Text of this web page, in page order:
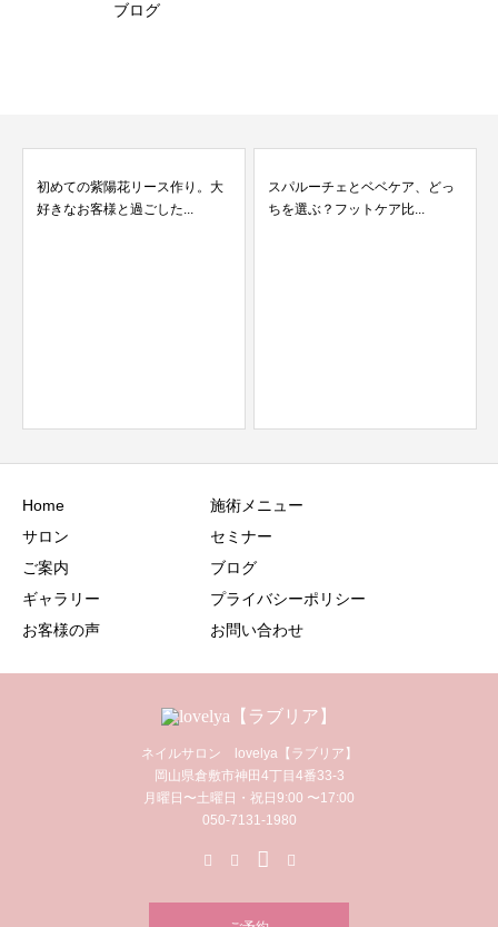
ブログ
初めての紫陽花リース作り。大
好きなお客様と過ごした...
スパルーチェとベベケア、どっ
ちを選ぶ？フットケア比...
Home
サロン
ご案内
ギャラリー
お客様の声
施術メニュー
セミナー
ブログ
プライバシーポリシー
お問い合わせ
ネイルサロン lovelya【ラブリア】
岡山県倉敷市神田4丁目4番33-3
月曜日〜土曜日・祝日9:00 〜17:00
050-7131-1980